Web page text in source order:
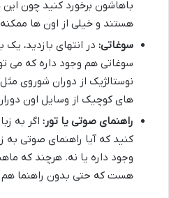
باهاشون برخورد کنید چون
هستند و خیلی از اون ها
سوغاتی: در انتهای بازدید،
سوغاتی هم وجود داره که می
نوستالژیک از دوران شوروی
های کوچیک از وسایل اون
راهنمای صوتی یا تور: اگر به
کنید که آیا راهنمای صوتی به
وجود داره یا نه. هرچند که
هست که حتی بدون راهنما هم